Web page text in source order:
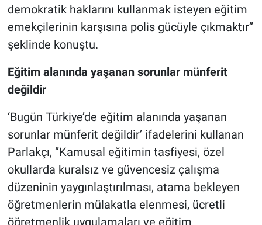
demokratik haklarını kullanmak isteyen eğitim
emekçilerinin karşısına polis gücüyle çıkmaktır’’
şeklinde konuştu.
Eğitim alanında yaşanan sorunlar münferit
değildir
‘Bugün Türkiye’de eğitim alanında yaşanan
sorunlar münferit değildir’ ifadelerini kullanan
Parlakçı, ‘’Kamusal eğitimin tasfiyesi, özel
okullarda kuralsız ve güvencesiz çalışma
düzeninin yaygınlaştırılması, atama bekleyen
öğretmenlerin mülakatla elenmesi, ücretli